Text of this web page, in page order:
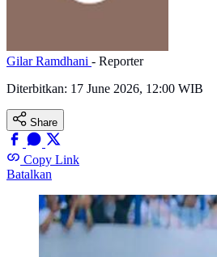
Gilar Ramdhani - Reporter
Diterbitkan: 17 June 2026, 12:00 WIB
Share
Copy Link
Batalkan